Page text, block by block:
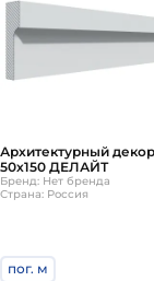
Архитектурный
50х150 ДЕЛАЙТ
Бренд: Нет бренда
Страна: Россия
пог. м